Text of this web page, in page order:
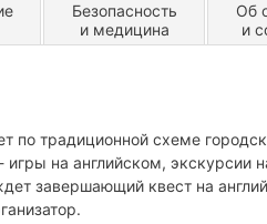
Безопасность
и медицина
Об
и
по традиционной схеме
на английском, экскурсии
завершающий квест на